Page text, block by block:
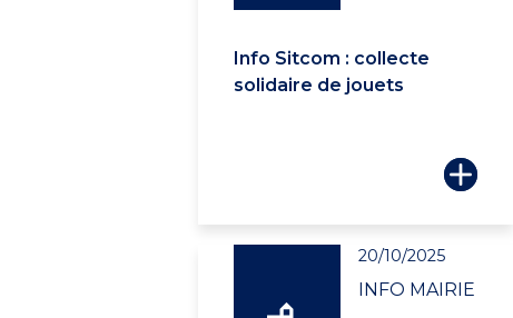
Info Sitcom : collecte
solidaire de jouets
20/10/2025
INFO MAIRIE